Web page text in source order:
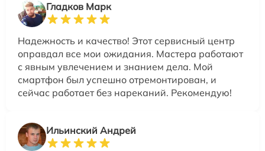
Гладков Марк
Надежность и качество! Этот сервисный центр
оправдал все мои ожидания. Мастера работают
с явным увлечением и знанием дела. Мой
смартфон был успешно отремонтирован, и
сейчас работает без нареканий. Рекомендую!
Ильинский Андрей